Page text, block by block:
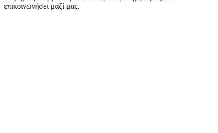
επικοινωνήσει μαζί μας.